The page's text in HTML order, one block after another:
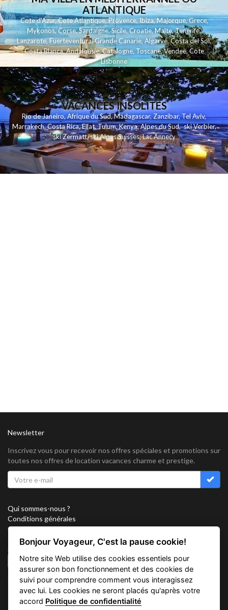
ATLANTIQUE
Cote d'Azur,Cote Atlantique,Provence,Ibiza,Majorque,Grece,
Mykonos,Corse,Sardaigne,Sicile,Croatie,Malte,Tenerife,
Lanzarote,Fuerteventura,Grande Canarie,Algarve,Costa del Sol,
Costa Blanca,Andalousie,Catalogne,Toscane,Vendee,Cote
Lisbonne
VACANCES INSOLITES
Rio de Janeiro,Afrique du Sud,Madagascar,Zanzibar,Tel Aviv,
Marrakech,Costa Rica,Eilat,Tulum,Kenya,Alpes du Sud,ski Verbier,
ski Zermatt,ski Alpes Suisses,Lac Annecy
Newsletter
Inscrivez vous pour recevoir nos offres spéciales et promotions sur
toutes nos offres de location vacances charme et prestige.
Qui sommes-nous ?
Conditions générales
Confidentialité
Partenariat
Sitemap
Cookies
Suivez nous sur
Bonjour Voyageur, C'est la pause cookie!
Notre site Web utilise des cookies essentiels pour
assurer son bon fonctionnement et des cookies de
suivi pour comprendre comment vous interagissez
avec lui. Les cookies ne seront placés qu'après votre
accord Politique de confidentialité